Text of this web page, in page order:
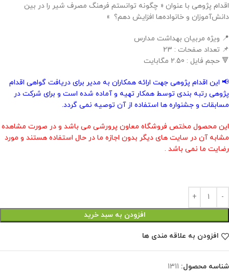
اقدام پژوهی با عنوان « چگونه توانستم فرهنگ مصرف شیر را در بین
دانش‌آموزان و خانواده‌ها افزایش دهم؟ »
📍 ویژه مربیان بهداشت مدارس
📌 تعداد صفحات : 23
🔻 حجم فایل : 2.50 مگابایت
📢 این اقدام پژوهی جهت ارائه همکاران به مدیر برای دریافت گواهی اقدام
پژوهی رتبه بندی توسط همکار تهیه و آماده شده است و برای شرکت در
مسابقات و جشنواره ها استفاده از آن توصیه نمی گردد.
این محصول مختص فروشگاه معاون پرورشی می باشد و در صورت مشاهده
مشابه آن در سایت های دیگر بدون اجازه ما در حال استفاده هستند و مورد
رضایت ما نمی باشد .
افزودن به سبد خرید
افزودن به علاقه مندی ها
شناسه محصول: 1311